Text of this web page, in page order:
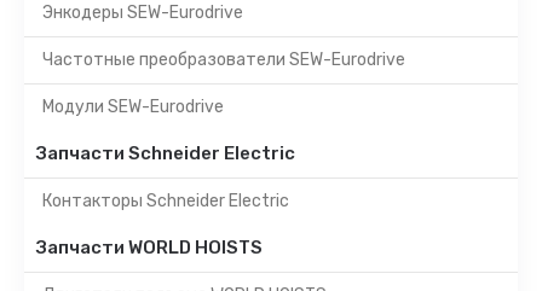
Энкодеры SEW-Eurodrive
Частотные преобразователи SEW-Eurodrive
Модули SEW-Eurodrive
Запчасти Schneider Electric
Контакторы Schneider Electric
Запчасти WORLD HOISTS